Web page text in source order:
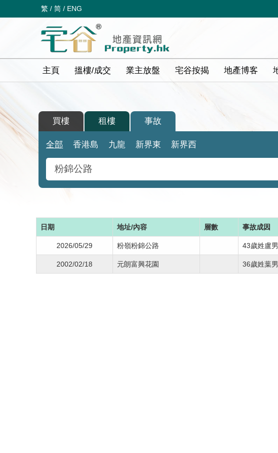
繁 / 简 / ENG
主頁 搵樓/成交 業主放盤 宅谷按揭 地產博客
買樓 租樓 事故
全部 香港島 九龍 新界東 新界西
日期 地址/內容 層數 事故成因
2026/05/29 粉嶺粉錦公路 43歲姓盧
2002/02/18 元朗富興花園 36歲姓葉